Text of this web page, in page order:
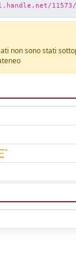
11573/
non sono stati